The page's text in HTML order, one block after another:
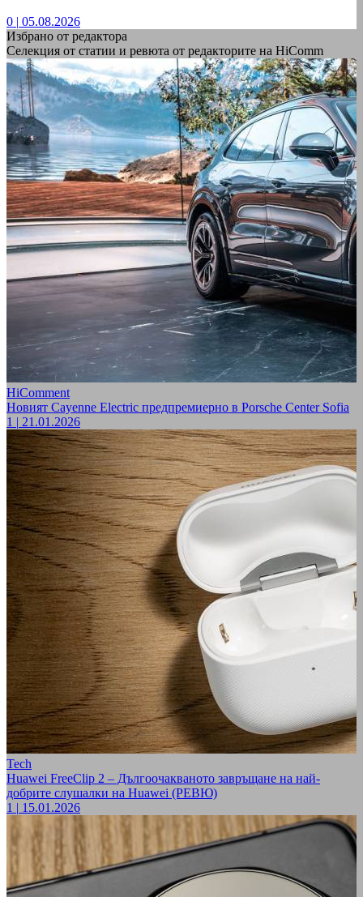
0 | 05.08.2026
Избрано от редактора
Селекция от статии и ревюта от редакторите на HiComm
HiComment
Новият Cayenne Electric предпремиерно в Porsche Center Sofia
1 | 21.01.2026
Tech
Huawei FreeClip 2 – Дългоочакваното завръщане на най-
добрите слушалки на Huawei (РЕВЮ)
1 | 15.01.2026